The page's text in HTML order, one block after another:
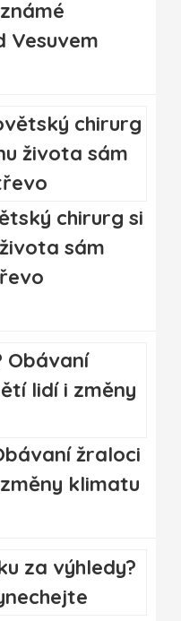
Vesuvem
chirurg si
sám
žraloci
klimatu